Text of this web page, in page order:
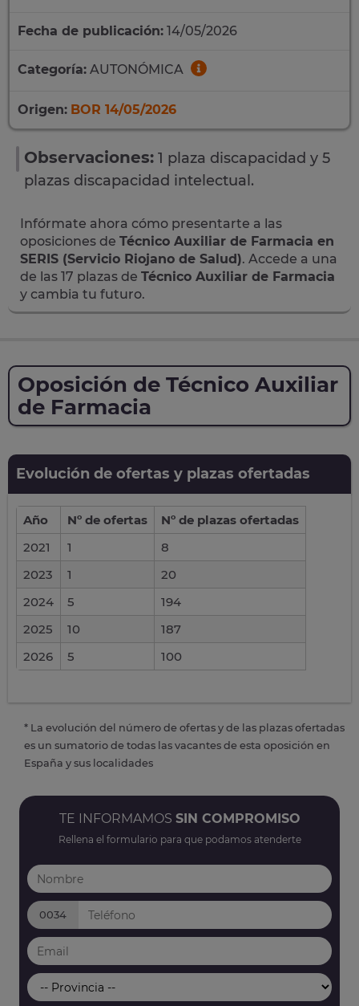
Fecha de publicación: 14/05/2026
Categoría: AUTONÓMICA
Origen: BOR 14/05/2026
Observaciones: 1 plaza discapacidad y 5
plazas discapacidad intelectual.
Infórmate ahora cómo presentarte a las
oposiciones de Técnico Auxiliar de Farmacia en
SERIS (Servicio Riojano de Salud). Accede a una
de las 17 plazas de Técnico Auxiliar de Farmacia
y cambia tu futuro.
Oposición de Técnico Auxiliar
de Farmacia
Evolución de ofertas y plazas ofertadas
Año Nº de ofertas
Nº de plazas ofertadas
2021
1
8
2023
1
20
2024
5
194
2025
10
187
2026
5 100
* La evolución del número de ofertas y de las plazas ofertadas
es un sumatorio de todas las vacantes de esta oposición en
España y sus localidades
TE INFORMAMOS SIN COMPROMISO
Rellena el formulario para que podamos atenderte
0034